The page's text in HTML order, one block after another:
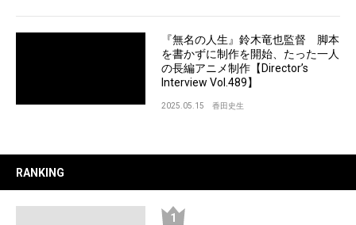
『無名の人生』鈴木竜也監督 脚本
を書かずに制作を開始、たった一人
の長編アニメ制作【Director’s
Interview Vol.489】
2025.05.15 香田史生
RANKING